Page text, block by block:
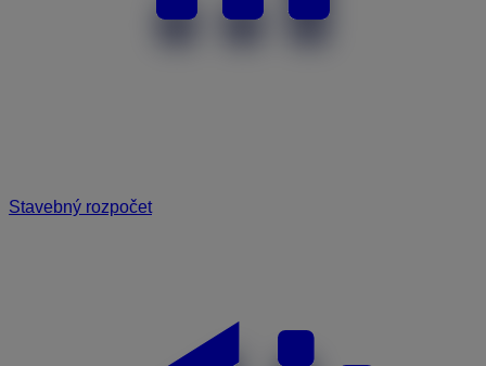
Stavebný rozpočet